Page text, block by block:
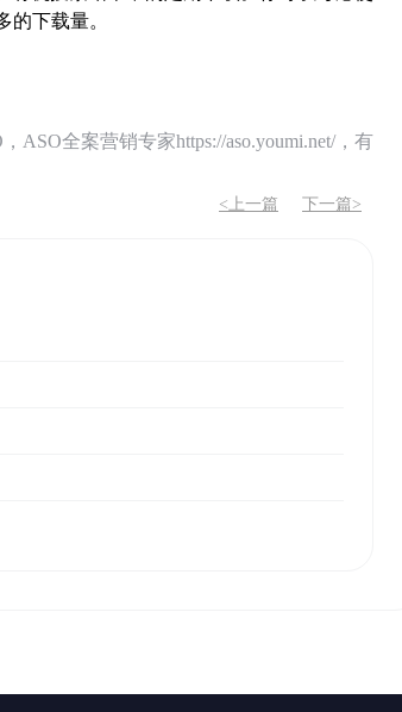
下载量。
全案营销专家https://aso.youmi.net/，有
<上一篇 下一篇>